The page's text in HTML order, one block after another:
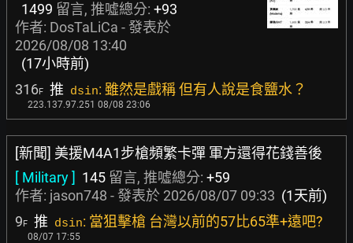
1499 留言, 推噓總分: +93
作者: DosTaLiCa - 發表於
2026/08/08 13:40
(17小時前)
316F 推 dsin: 雖然是戲稱 但有人說是食鹽水？
223.137.97.251 08/08 23:06
[新聞] 美援M4A1步槍頻繁卡彈 軍方還得花錢善後
[ Military ] 145 留言, 推噓總分: +59
作者: jason748 - 發表於 2026/08/07 09:33 (1天前)
9F 推 dsin: 當狙擊槍 台灣以前的57比65準+遠吧?
08/07 17:55